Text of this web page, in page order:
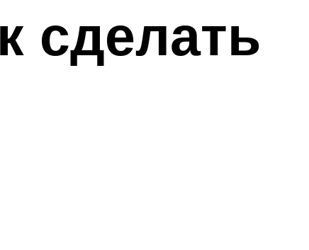
сделать